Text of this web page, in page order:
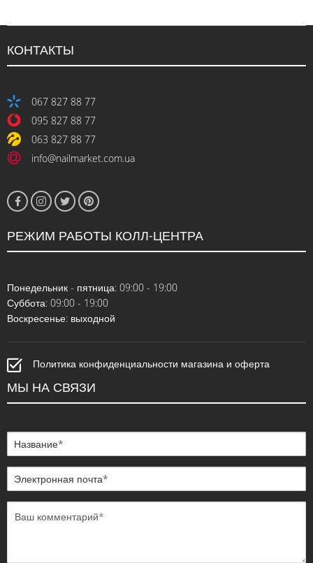
КОНТАКТЫ
067 827 88 77
095 827 88 77
063 827 88 77
info@nailmarket.com.ua
РЕЖИМ РАБОТЫ КОЛЛ-ЦЕНТРА
Понедельник - пятница: 09:00 - 19:00
Суббота: 09:00 - 19:00
Воскресенье: выходной
Политика конфиденциальности магазина и оферта
МЫ НА СВЯЗИ